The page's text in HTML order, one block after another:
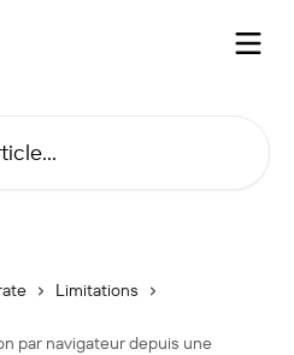
Limitations
par navigateur depuis une